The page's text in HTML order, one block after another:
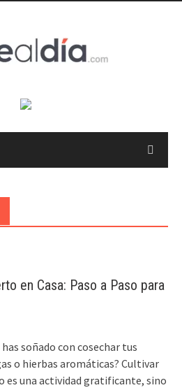
en Casa: Paso a Paso para
soñado con cosechar tus
o hierbas aromáticas? Cultivar
es una actividad gratificante, sino